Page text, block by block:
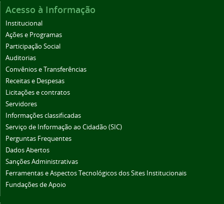
Acesso à Informação
Institucional
Ações e Programas
Participação Social
Auditorias
Convênios e Transferências
Receitas e Despesas
Licitações e contratos
Servidores
Informações classificadas
Serviço de Informação ao Cidadão (SIC)
Perguntas Frequentes
Dados Abertos
Sanções Administrativas
Ferramentas e Aspectos Tecnológicos dos Sites Institucionais
Fundações de Apoio